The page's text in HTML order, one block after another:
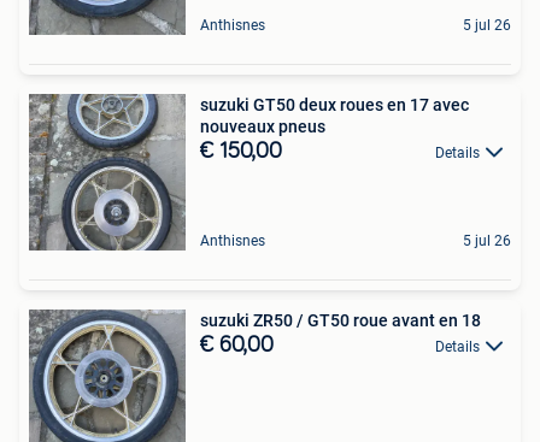
Anthisnes 5 jul 26
suzuki GT50 deux roues en 17 avec
nouveaux pneus
€ 150,00 Details
Anthisnes 5 jul 26
suzuki ZR50 / GT50 roue avant en 18
€ 60,00 Details